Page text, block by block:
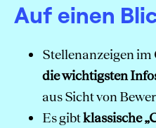
Auf einen
Stellenanzeigen
die wichtigsten
aus Sicht von
Es gibtklassische